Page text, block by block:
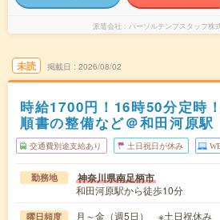
派遣会社 パーソルテンプスタッフ
未読 掲載日 2026/08/02
時給1700円！16時50分定時
順書の整備など＠和田河原駅
交通費別途支給あり 土日祝日が休み
勤務地 神奈川県南足柄市
和田河原駅から徒歩10分
曜日頻度 月～金（週5日） ※土日祝休み